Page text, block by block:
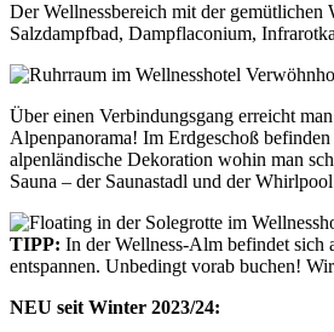
Der Wellnessbereich mit der
Salzdampfbad, Dampflaconium,
Über einen Verbindungsgang erreicht
Alpenpanorama! Im Erdgeschoß
alpenländische Dekoration wohin man
Sauna – der Saunastadl und der
TIPP: In der Wellness-Alm befindet sich
entspannen. Unbedingt vorab buchen!
NEU seit Winter 2023/24: